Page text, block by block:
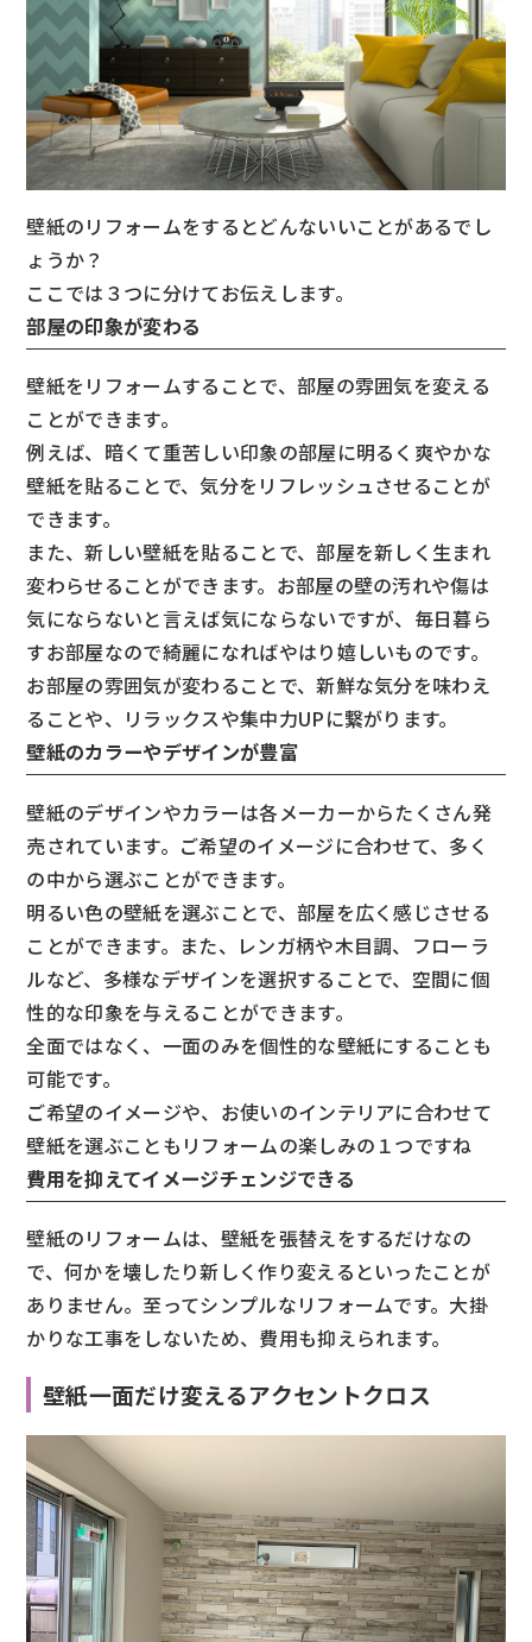
壁紙のリフォームをするとどんないいことがあるでし
ょうか？
ここでは３つに分けてお伝えします。
部屋の印象が変わる
壁紙をリフォームすることで、部屋の雰囲気を変える
ことができます。
例えば、暗くて重苦しい印象の部屋に明るく爽やかな
壁紙を貼ることで、気分をリフレッシュさせることが
できます。
また、新しい壁紙を貼ることで、部屋を新しく生まれ
変わらせることができます。お部屋の壁の汚れや傷は
気にならないと言えば気にならないですが、毎日暮ら
すお部屋なので綺麗になればやはり嬉しいものです。
お部屋の雰囲気が変わることで、新鮮な気分を味わえ
ることや、リラックスや集中力UPに繋がります。
壁紙のカラーやデザインが豊富
壁紙のデザインやカラーは各メーカーからたくさん発
売されています。ご希望のイメージに合わせて、多く
の中から選ぶことができます。
明るい色の壁紙を選ぶことで、部屋を広く感じさせる
ことができます。また、レンガ柄や木目調、フローラ
ルなど、多様なデザインを選択することで、空間に個
性的な印象を与えることができます。
全面ではなく、一面のみを個性的な壁紙にすることも
可能です。
ご希望のイメージや、お使いのインテリアに合わせて
壁紙を選ぶこともリフォームの楽しみの１つですね
費用を抑えてイメージチェンジできる
壁紙のリフォームは、壁紙を張替えをするだけなの
で、何かを壊したり新しく作り変えるといったことが
ありません。至ってシンプルなリフォームです。大掛
かりな工事をしないため、費用も抑えられます。
壁紙一面だけ変えるアクセントクロス